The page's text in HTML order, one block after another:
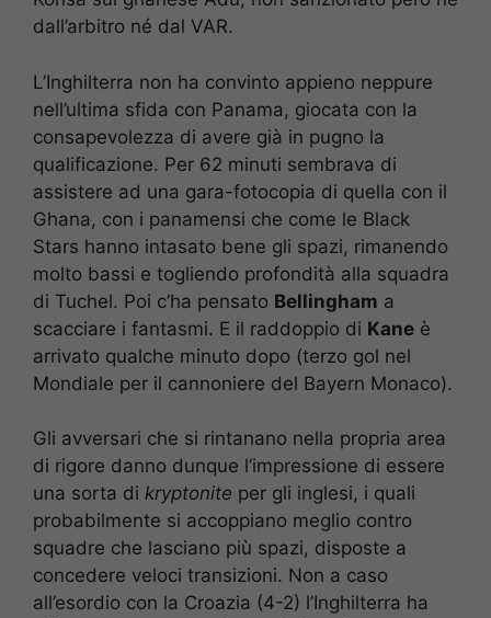
dall’arbitro né dal VAR.
L’Inghilterra non ha convinto appieno neppure
nell’ultima sfida con Panama, giocata con la
consapevolezza di avere già in pugno la
qualificazione. Per 62 minuti sembrava di
assistere ad una gara-fotocopia di quella con il
Ghana, con i panamensi che come le Black
Stars hanno intasato bene gli spazi, rimanendo
molto bassi e togliendo profondità alla squadra
di Tuchel. Poi c’ha pensato Bellingham a
scacciare i fantasmi. E il raddoppio di Kane è
arrivato qualche minuto dopo (terzo gol nel
Mondiale per il cannoniere del Bayern Monaco).
Gli avversari che si rintanano nella propria area
di rigore danno dunque l’impressione di essere
una sorta di kryptonite per gli inglesi, i quali
probabilmente si accoppiano meglio contro
squadre che lasciano più spazi, disposte a
concedere veloci transizioni. Non a caso
all’esordio con la Croazia (4-2) l’Inghilterra ha